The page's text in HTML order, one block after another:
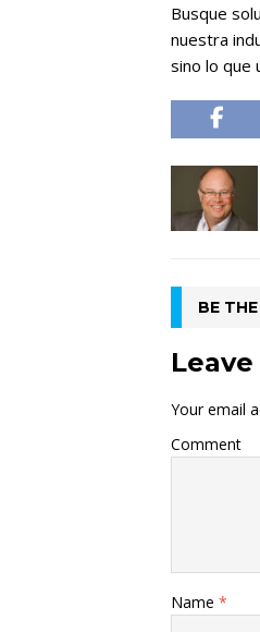
Busque
nuestra
sino lo que
BE
Your email
Comment
Name *